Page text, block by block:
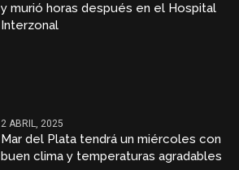
y murió horas después en el Hospital
Interzonal
2 ABRIL, 2025
Mar del Plata tendrá un miércoles con
buen clima y temperaturas agradables